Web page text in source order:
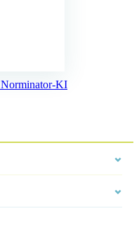
Norminator-KI